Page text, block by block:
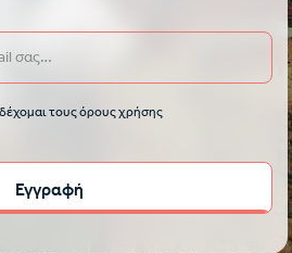
τους όρους χρήσης